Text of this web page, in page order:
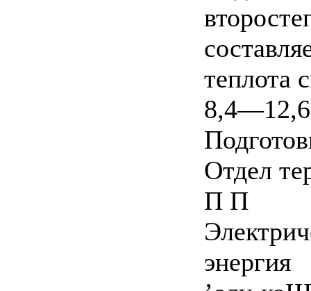
теплота
Отдел
П П
энергия